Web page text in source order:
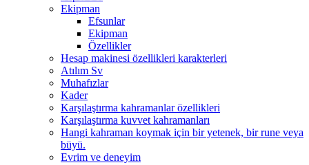
Ekipman
Efsunlar
Ekipman
Özellikler
Hesap makinesi özellikleri karakterleri
Atılım Sv
Muhafızlar
Kader
Karşılaştırma kahramanlar özellikleri
Karşılaştırma kuvvet kahramanları
Hangi kahraman koymak için bir yetenek, bir rune veya
büyü.
Evrim ve deneyim